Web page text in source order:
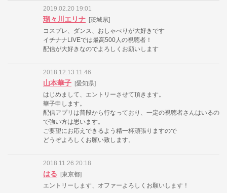
2019.02.20 19:01
瑠々川エリナ [茨城県]
コスプレ、ダンス、おしゃべりが大好きです
イチナナLIVEでは最高500人の視聴者！
配信が大好きなのでよろしくお願いします
2018.12.13 11:46
山本華子 [愛知県]
はじめまして、エントリーさせて頂きます。
華子申します。
配信アプリは普段から行なっており、一定の視聴者さんはいるの
で強い方は思います。
ご要望にお応えできるよう精一杯頑張りますので
どうぞよろしくお願い致します。
2018.11.26 20:18
はる
[東京都]
エントリーします、オファーよろしくお願いします！